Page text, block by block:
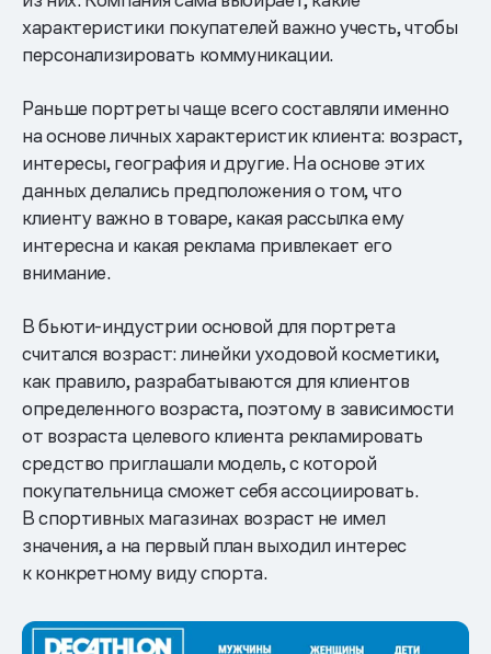
характеристики покупателей важно учесть, чтобы
персонализировать коммуникации.
Раньше портреты чаще всего составляли именно
на основе личных характеристик клиента: возраст,
интересы, география и другие. На основе этих
данных делались предположения о том, что
клиенту важно в товаре, какая рассылка ему
интересна и какая реклама привлекает его
внимание.
В бьюти-индустрии основой для портрета
считался возраст: линейки уходовой косметики,
как правило, разрабатываются для клиентов
определенного возраста, поэтому в зависимости
от возраста целевого клиента рекламировать
средство приглашали модель, с которой
покупательница сможет себя ассоциировать.
В спортивных магазинах возраст не имел
значения, а на первый план выходил интерес
к конкретному виду спорта.